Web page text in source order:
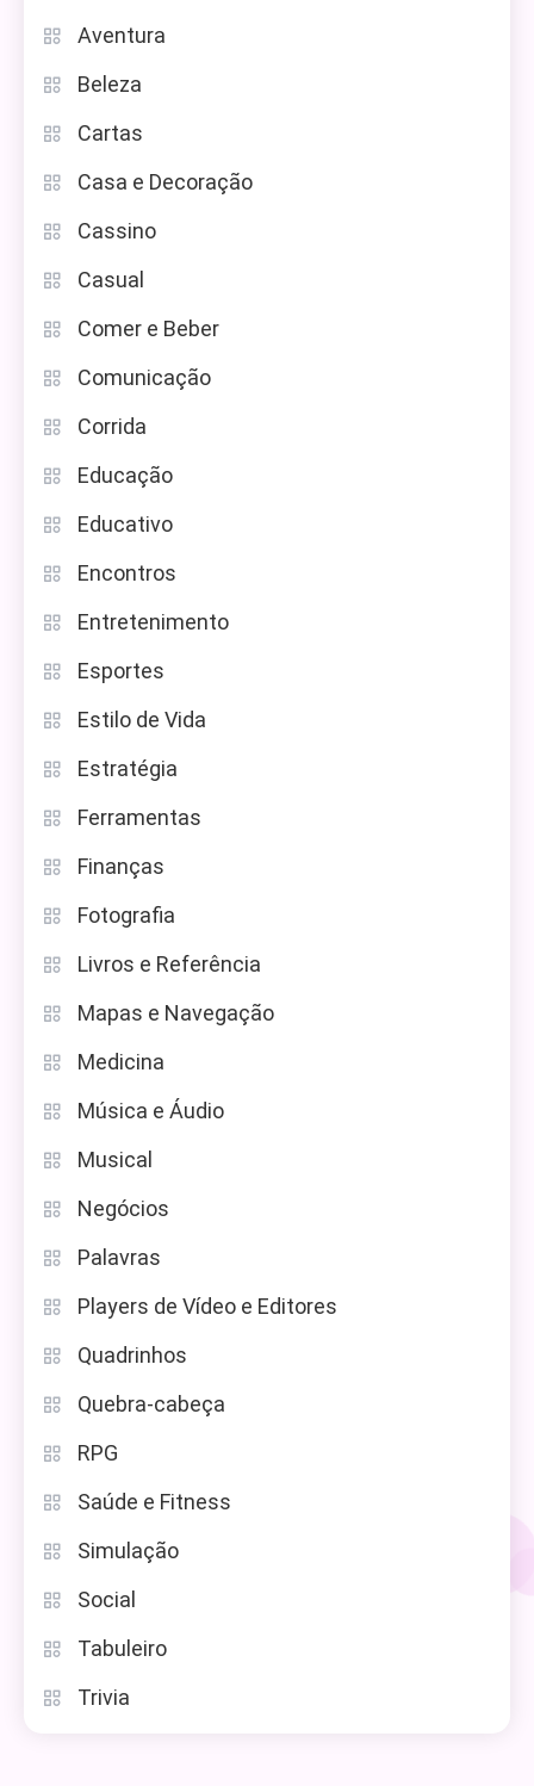
Aventura
Beleza
Cartas
Casa e Decoração
Cassino
Casual
Comer e Beber
Comunicação
Corrida
Educação
Educativo
Encontros
Entretenimento
Esportes
Estilo de Vida
Estratégia
Ferramentas
Finanças
Fotografia
Livros e Referência
Mapas e Navegação
Medicina
Música e Áudio
Musical
Negócios
Palavras
Players de Vídeo e Editores
Quadrinhos
Quebra-cabeça
RPG
Saúde e Fitness
Simulação
Social
Tabuleiro
Trivia